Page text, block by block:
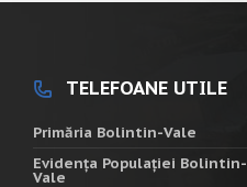
TELEFOANE UTILE
Primăria Bolintin-Vale
Evidența Populației Bolintin-
Vale